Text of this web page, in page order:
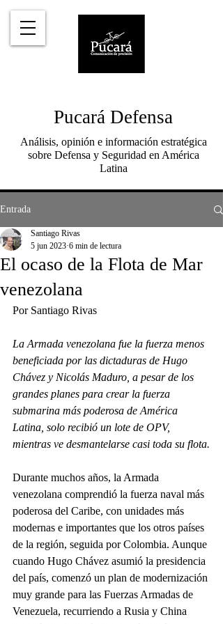
Pucará Defensa
Análisis, opinión e información estratégica
sobre Defensa y Seguridad en América
Latina
Entrada
El ocaso de la Flota de Mar
venezolana
Santiago Rivas
5 jun 2023 6 min de lectura
Por Santiago Rivas
La Armada venezolana fue la fuerza menos
beneficiada por las dictaduras de Hugo
Chávez y Nicolás Maduro, a pesar de los
grandes planes para crear la fuerza
submarina más poderosa de América
Latina, solo recibió un lote de OPV,
mientras ve desmantelarse casi toda su flota.
Durante muchos años, la Armada
venezolana comprendió la fuerza naval más
poderosa del Caribe, con unidades más
modernas e importantes que los otros países
de la región, seguida por Colombia. Aunque
cuando Hugo Chávez asumió la presidencia
del país, comenzó un plan de modernización
muy grande para las Fuerzas Armadas de
Venezuela, recurriendo a Rusia y China